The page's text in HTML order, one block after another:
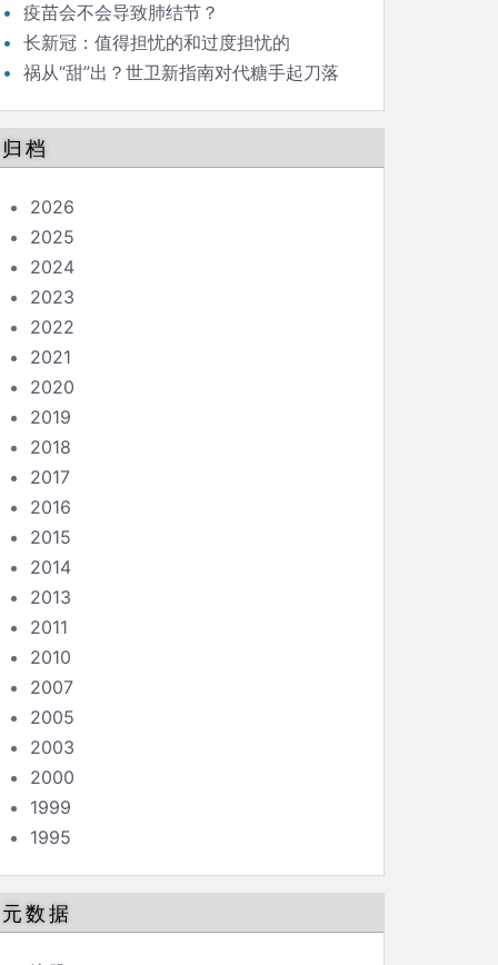
疫苗会不会导致肺结节？
长新冠：值得担忧的和过度担忧的
祸从“甜”出？世卫新指南对代糖手起刀落
归档
2026
2025
2024
2023
2022
2021
2020
2019
2018
2017
2016
2015
2014
2013
2011
2010
2007
2005
2003
2000
1999
1995
元数据